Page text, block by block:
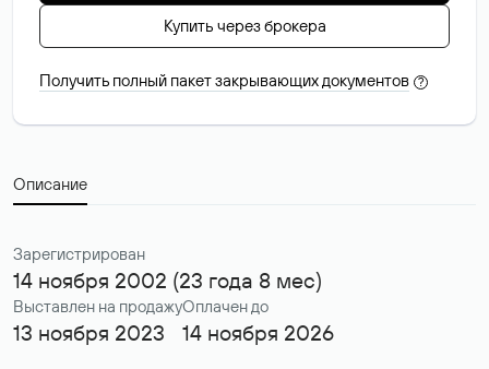
Купить через брокера
Получить полный пакет закрывающих документов ?
Описание
Зарегистрирован
14 ноября 2002 (23 года 8 мес)
Выставлен на продажу
13 ноября 2023
Оплачен до
14 ноября 2026